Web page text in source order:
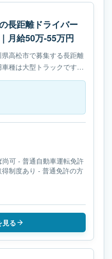
長距離ドライバー
月給50万-55万円
高松市で募集する長距離
種は大型トラックです。
です。
可 - 普通自動車運転免許
制度あり - 普通免許の方
見る